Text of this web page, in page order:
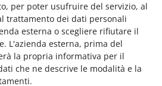
per poter usufruire del servizio, al
trattamento dei dati personali
esterna o scegliere rifiutare il
L'azienda esterna, prima del
la propria informativa per il
che ne descrive le modalità e la